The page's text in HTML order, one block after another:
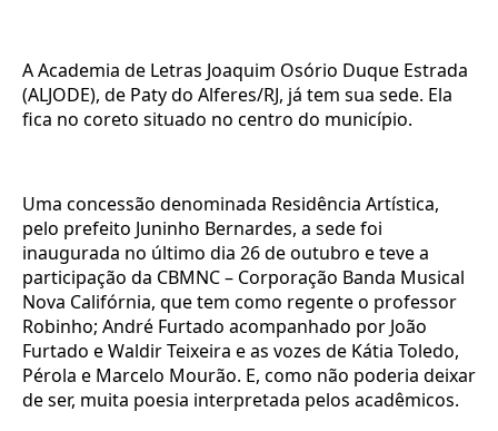
A Academia de Letras Joaquim Osório Duque Estrada
(ALJODE), de Paty do Alferes/RJ, já tem sua sede. Ela
fica no coreto situado no centro do município.
Uma concessão denominada Residência Artística,
pelo prefeito Juninho Bernardes, a sede foi
inaugurada no último dia 26 de outubro e teve a
participação da CBMNC – Corporação Banda Musical
Nova Califórnia, que tem como regente o professor
Robinho; André Furtado acompanhado por João
Furtado e Waldir Teixeira e as vozes de Kátia Toledo,
Pérola e Marcelo Mourão. E, como não poderia deixar
de ser, muita poesia interpretada pelos acadêmicos.